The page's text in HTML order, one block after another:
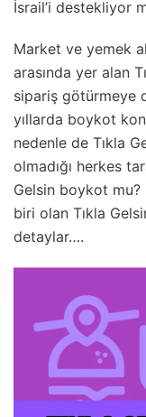
İsrail’i destekliyor
Market ve yemek
arasında yer alan
sipariş götürmeye
yıllarda boykot
nedenle de Tıkla
olmadığı herkes
Gelsin boykot mu?
biri olan Tıkla
detaylar….